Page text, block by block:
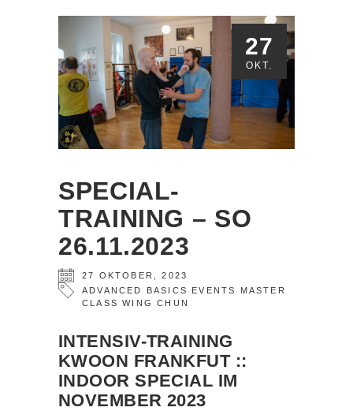
27
OKT.
SPECIAL-
TRAINING – SO
26.11.2023
27 OKTOBER ,2023
ADVANCED
BASICS EVENTS
MASTER
CLASS
WING CHUN
INTENSIV-TRAINING
KWOON FRANKFUT ::
INDOOR SPECIAL IM
NOVEMBER 2023